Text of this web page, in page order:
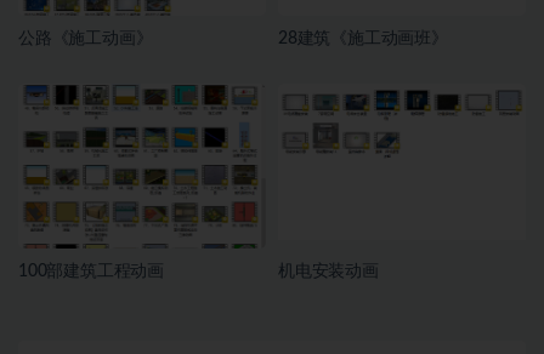
公路《施工动画》 28建筑《施工动画班》
100部建筑工程动画 机电安装动画